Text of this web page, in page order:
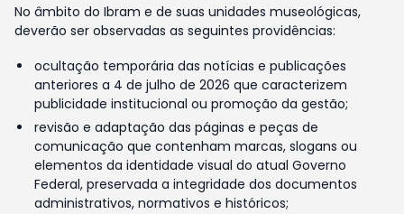
No âmbito do Ibram e de suas unidades museológicas,
deverão ser observadas as seguintes providências:
ocultação temporária das notícias e publicações
anteriores a 4 de julho de 2026 que caracterizem
publicidade institucional ou promoção da gestão;
revisão e adaptação das páginas e peças de
comunicação que contenham marcas, slogans ou
elementos da identidade visual do atual Governo
Federal, preservada a integridade dos documentos
administrativos, normativos e históricos;